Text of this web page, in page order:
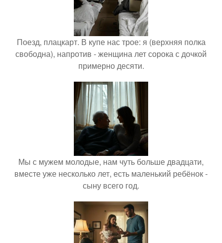
Поезд, плацкарт. В купе нас трое: я (верхняя полка
свободна), напротив - женщина лет сорока с дочкой
примерно десяти.
Мы с мужем молодые, нам чуть больше двадцати,
вместе уже несколько лет, есть маленький ребёнок -
сыну всего год.